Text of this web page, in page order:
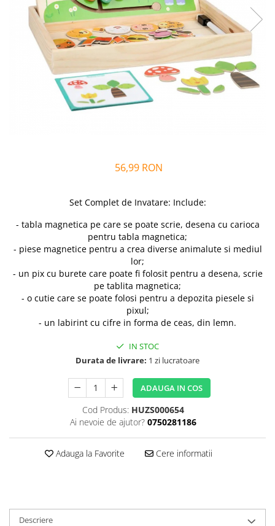
Alfabet si matematica
Jocuri de memorie si inteligenta
Seria Lectia de sanatate
Editura Litera
Editura Galaxia Copiilor
Colectia PIXI
Pisicile Războinice
Colectia Pia Papadia
56,99 RON
Set Complet de Invatare: Include:
- tabla magnetica pe care se poate scrie, desena cu carioca
pentru tabla magnetica;
- piese magnetice pentru a crea diverse animalute si mediul
lor;
- un pix cu burete care poate fi folosit pentru a desena, scrie
pe tablita magnetica;
- o cutie care se poate folosi pentru a depozita piesele si
pixul;
- un labirint cu cifre in forma de ceas, din lemn.
IN STOC
Durata de livrare: 1 zi lucratoare
ADAUGA IN COS
Cod Produs: HUZS000654
Ai nevoie de ajutor? 0750281186
Adauga la Favorite Cere informatii
Descriere